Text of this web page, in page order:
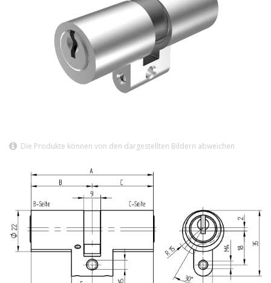
Die Produkte können von den dargestellten Bildern abweichen